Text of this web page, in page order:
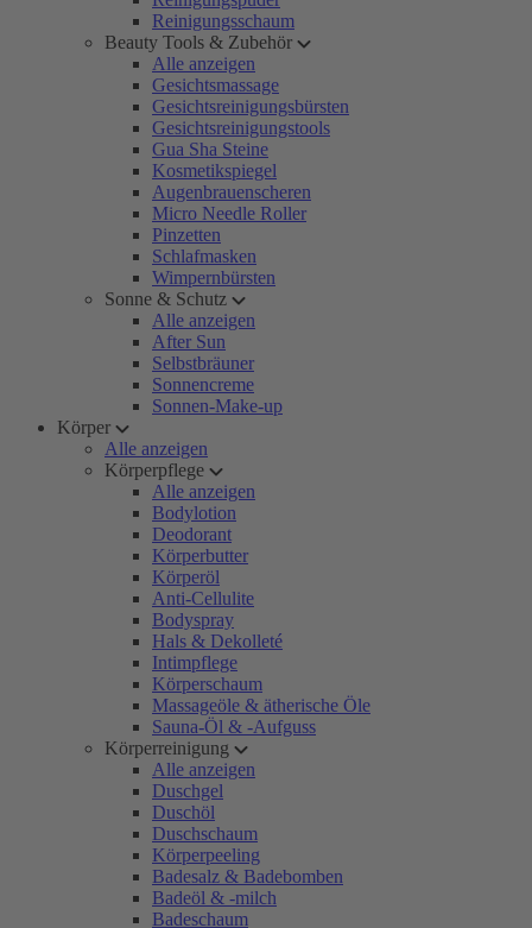
Reinigungsschaum
Beauty Tools & Zubehör
Alle anzeigen
Gesichtsmassage
Gesichtsreinigungsbürsten
Gesichtsreinigungstools
Gua Sha Steine
Kosmetikspiegel
Augenbrauenscheren
Micro Needle Roller
Pinzetten
Schlafmasken
Wimpernbürsten
Sonne & Schutz
Alle anzeigen
After Sun
Selbstbräuner
Sonnencreme
Sonnen-Make-up
Körper
Alle anzeigen
Körperpflege
Alle anzeigen
Bodylotion
Deodorant
Körperbutter
Körperöl
Anti-Cellulite
Bodyspray
Hals & Dekolleté
Intimpflege
Körperschaum
Massageöle & ätherische Öle
Sauna-Öl & -Aufguss
Körperreinigung
Alle anzeigen
Duschgel
Duschöl
Duschschaum
Körperpeeling
Badesalz & Badebomben
Badeöl & -milch
Badeschaum